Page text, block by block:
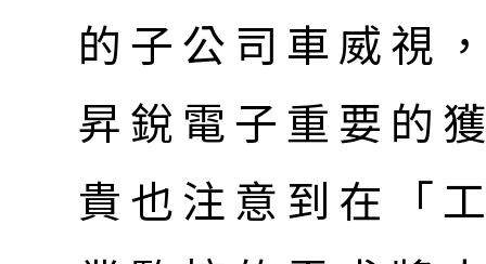
的子公司車威視
昇銳電子重要的
貴也注意到在「